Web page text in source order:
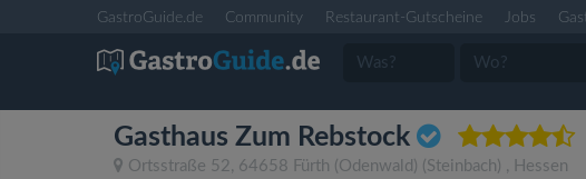
GastroGuide.de Community Restaurant-Gutscheine Jobs
Gasthaus Zum Rebstock
Ortsstraße 52, 64658 Fürth (Odenwald) (Steinbach) , Hessen